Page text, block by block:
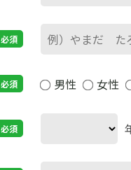
必須
必須 男性 女性
必須